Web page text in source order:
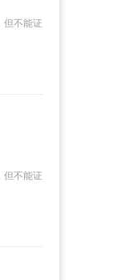
但不能证
但不能证